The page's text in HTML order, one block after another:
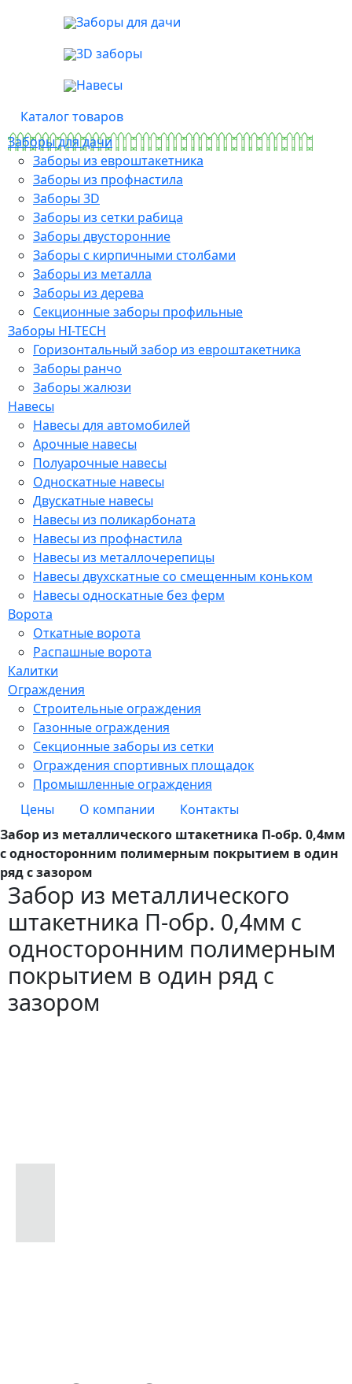
Заборы для дачи
3D заборы
Навесы
Каталог товаров
Заборы для дачи
Заборы из евроштакетника
Заборы из профнастила
Заборы 3D
Заборы из сетки рабица
Заборы двусторонние
Заборы с кирпичными столбами
Заборы из металла
Заборы из дерева
Секционные заборы профильные
Заборы HI-TECH
Горизонтальный забор из евроштакетника
Заборы ранчо
Заборы жалюзи
Навесы
Навесы для автомобилей
Арочные навесы
Полуарочные навесы
Односкатные навесы
Двускатные навесы
Навесы из поликарбоната
Навесы из профнастила
Навесы из металлочерепицы
Навесы двухскатные со смещенным коньком
Навесы односкатные без ферм
Ворота
Откатные ворота
Распашные ворота
Калитки
Ограждения
Строительные ограждения
Газонные ограждения
Секционные заборы из сетки
Ограждения спортивных площадок
Промышленные ограждения
Цены
О компании
Контакты
Забор из металлического штакетника П-обр. 0,4мм
с односторонним полимерным покрытием в один
ряд с зазором
Забор из металлического
штакетника П-обр. 0,4мм с
односторонним полимерным
покрытием в один ряд с
зазором